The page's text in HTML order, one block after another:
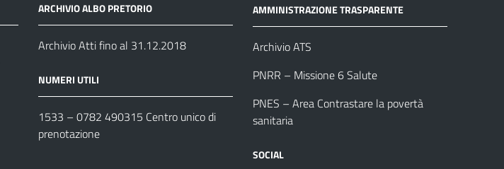
ARCHIVIO ALBO PRETORIO
Archivio Atti fino al 31.12.2018
NUMERI UTILI
1533 – 0782 490315 Centro unico di
prenotazione
AMMINISTRAZIONE TRASPARENTE
Archivio ATS
PNRR – Missione 6 Salute
PNES – Area Contrastare la povertà
sanitaria
SOCIAL